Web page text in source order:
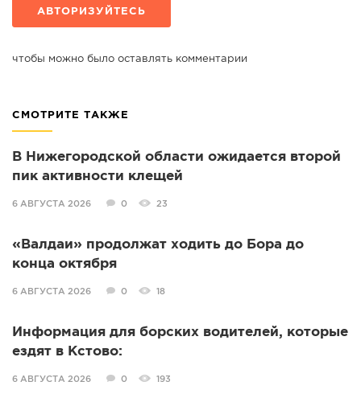
АВТОРИЗУЙТЕСЬ
чтобы можно было оставлять комментарии
СМОТРИТЕ ТАКЖЕ
В Нижегородской области ожидается второй
пик активности клещей
6 АВГУСТА 2026 0 23
«Валдаи» продолжат ходить до Бора до
конца октября
6 АВГУСТА 2026 0 18
Информация для борских водителей, которые
ездят в Кстово:
6 АВГУСТА 2026 0 193